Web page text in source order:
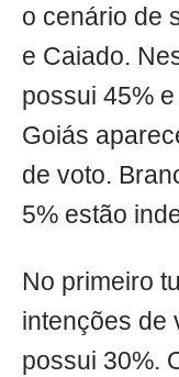
o cenário de
e Caiado.
possui 45%
Goiás
de voto.
5% estão
No primeiro
intenções de
possui 30%.